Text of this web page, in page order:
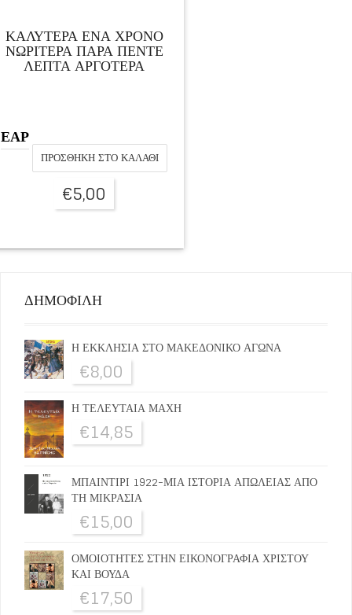
ΚΑΛΥΤΕΡΑ ΕΝΑ ΧΡΟΝΟ
ΝΩΡΙΤΕΡΑ ΠΑΡΑ ΠΕΝΤΕ
ΛΕΠΤΑ ΑΡΓΟΤΕΡΑ
ΕΑΡ
ΠΡΟΣΘΉΚΗ ΣΤΟ ΚΑΛΆΘΙ
€5,00
ΔΗΜΟΦΙΛΗ
Η ΕΚΚΛΗΣΙΑ ΣΤΟ ΜΑΚΕΔΟΝΙΚΟ ΑΓΩΝΑ
€8,00
Η ΤΕΛΕΥΤΑΙΑ ΜΑΧΗ
€14,85
ΜΠΑΙΝΤΙΡΙ 1922-ΜΙΑ ΙΣΤΟΡΙΑ ΑΠΩΛΕΙΑΣ ΑΠΟ
ΤΗ ΜΙΚΡΑΣΙΑ
€15,00
ΟΜΟΙΟΤΗΤΕΣ ΣΤΗΝ ΕΙΚΟΝΟΓΡΑΦΙΑ ΧΡΙΣΤΟΥ
ΚΑΙ ΒΟΥΔΑ
€17,50